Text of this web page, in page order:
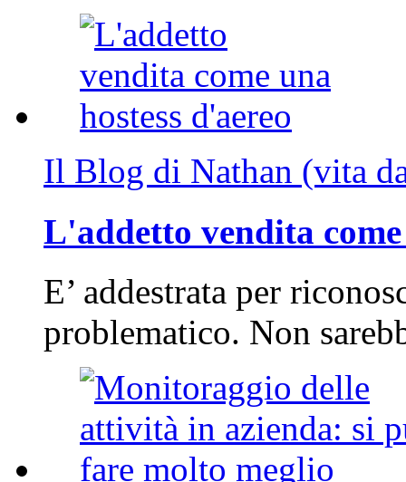
Il Blog di Nathan (vita
L'addetto vendita
E’ addestrata per
problematico. Non